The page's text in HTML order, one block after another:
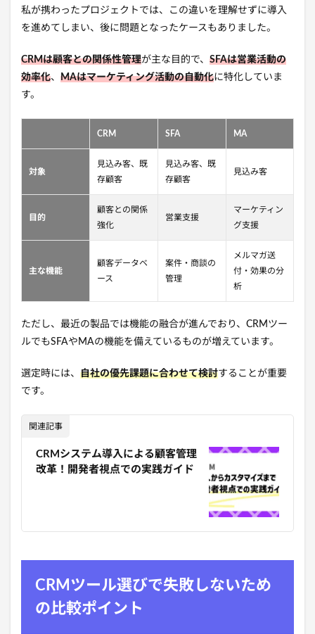
私が携わったプロジェクトでは、この違いを理解せずに導入
を進めてしまい、後に問題となったケースもありました。
CRMは顧客との関係性管理が主な目的で、 SFAは営業活動の
効率化、 MAはマーケティング活動の自動化に特化していま
す。
CRM SFA MA
対象
見込み客、既
存顧客
見込み客、既
存顧客
見込み客
目的
顧客との関係
強化
営業支援
マーケティン
グ支援
主な機能
顧客データベ
ース
案件・商談の
管理
メルマガ送
付・効果の分
析
ただし、最近の製品では機能の融合が進んでおり、CRMツー
ルでもSFAやMAの機能を備えているものが増えています。
選定時には、 自社の優先課題に合わせて検討することが重要
です。
関連記事
CRMシステム導入による顧客管理
改革！開発者視点での実践ガイド
CRMツール選びで失敗しないため
の比較ポイント